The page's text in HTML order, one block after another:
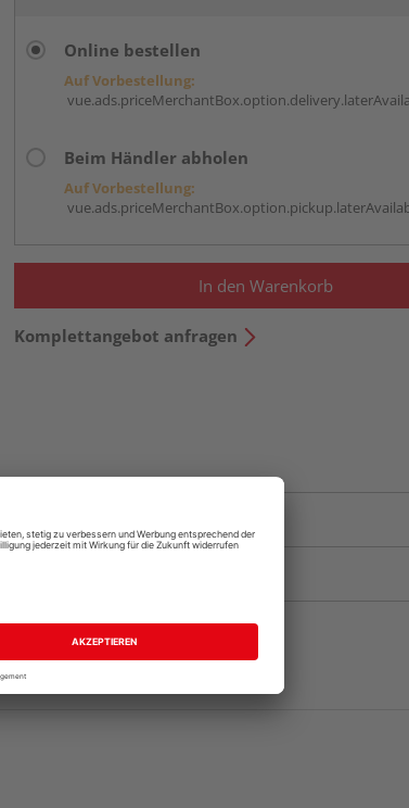
Online bestellen
Auf Vorbestellung:
Beim Händler abholen
Auf Vorbestellung:
In den Warenkorb
Komplettangebot anfragen